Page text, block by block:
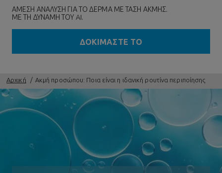
ΑΜΕΣΗ ΑΝΑΛΥΣΗ ΓΙΑ ΤΟ ΔΕΡΜΑ ΜΕ ΤΑΣΗ ΑΚΜΗΣ.
ΜΕ ΤΗ ΔΥΝΑΜΗ ΤΟΥ AI.
ΔΟΚΙΜΑΣΤΕ ΤΟ
Αρχική Ακμή προσώπου: Ποια είναι η ιδανική ρουτίνα περιποίησης